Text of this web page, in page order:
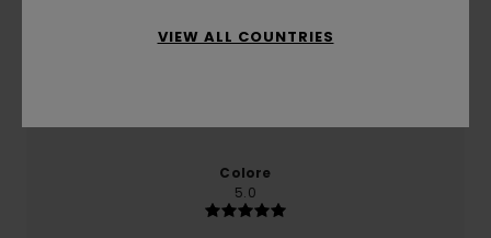
Colore
5.0
VIEW ALL COUNTRIES